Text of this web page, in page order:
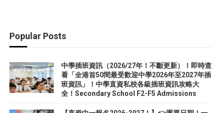
Popular Posts
中學插班資訊（2026/27年！不斷更新）！即時查
看「全港首50間最受歡迎中學2026年至2027年插
班資訊」！中學直資私校各級插班資訊攻略大
全！Secondary School F2-F5 Admissions